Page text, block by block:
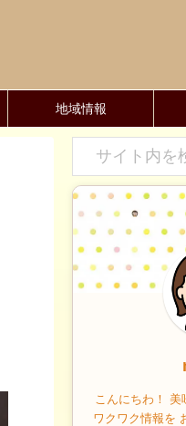
地域情報
こんにちわ！ 美
ワクワク情報を